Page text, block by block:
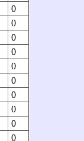
0
0
0
0
0
0
0
0
0
0